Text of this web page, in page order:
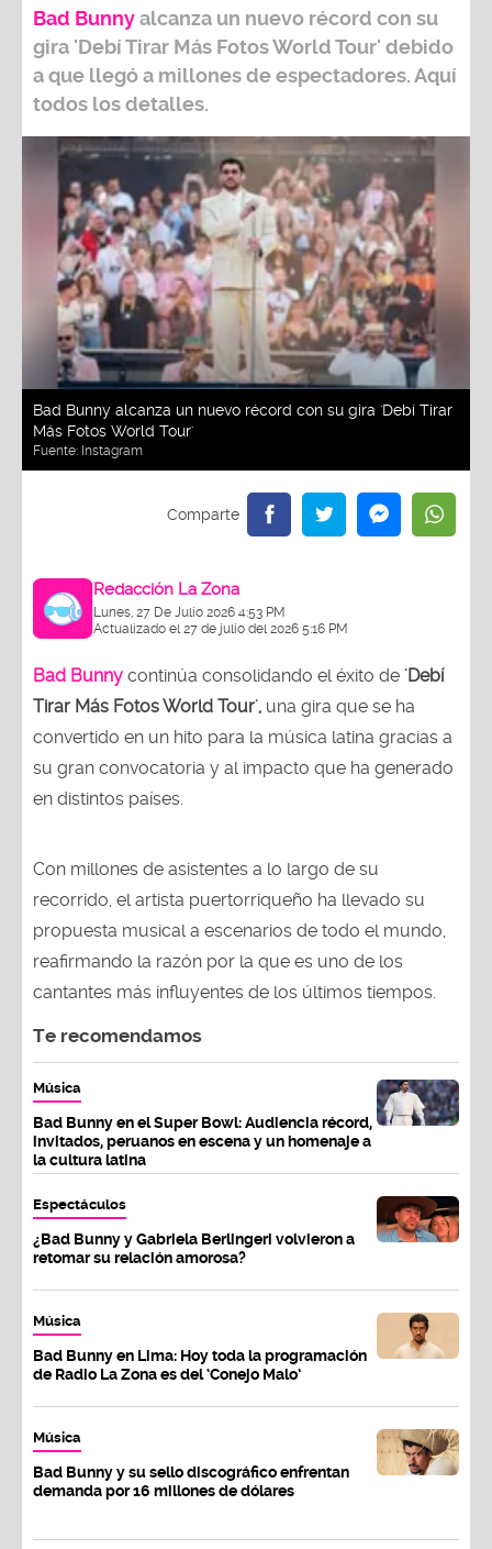
Bad Bunnyalcanza un nuevo récord con su
gira 'Debí Tirar Más Fotos World Tour' debido
a que llegó a millones de espectadores. Aquí
todos los detalles.
Bad Bunny alcanza un nuevo récord con su gira 'Debí Tirar
Más Fotos World Tour'
Fuente: Instagram
Redacción La Zona
Lunes, 27 De Julio 2026 4:53 PM
Actualizado el 27 de julio del 2026 5:16 PM
Bad Bunny continúa consolidando el éxito de 'Debí
Tirar Más Fotos World Tour', una gira que se ha
convertido en un hito para la música latina gracias a
su gran convocatoria y al impacto que ha generado
en distintos países.
Con millones de asistentes a lo largo de su
recorrido, el artista puertorriqueño ha llevado su
propuesta musical a escenarios de todo el mundo,
reafirmando la razón por la que es uno de los
cantantes más influyentes de los últimos tiempos.
Te recomendamos
Música
Bad Bunny en el Super Bowl: Audiencia récord,
invitados, peruanos en escena y un homenaje a
la cultura latina
Espectáculos
¿Bad Bunny y Gabriela Berlingeri volvieron a
retomar su relación amorosa?
Música
Bad Bunny en Lima: Hoy toda la programación
de Radio La Zona es del ‘Conejo Malo’
Música
Bad Bunny y su sello discográfico enfrentan
demanda por 16 millones de dólares